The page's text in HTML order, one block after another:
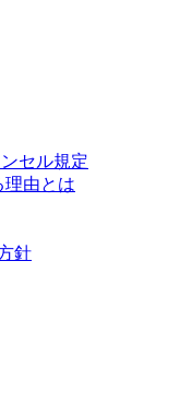
セル規定
理由とは
針